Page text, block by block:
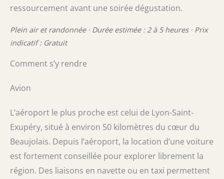
ressourcement avant une soirée dégustation.
Plein air et randonnée · Durée estimée : 2 à 5 heures · Prix
indicatif : Gratuit
Comment s’y rendre
Avion
L’aéroport le plus proche est celui de Lyon-Saint-
Exupéry, situé à environ 50 kilomètres du cœur du
Beaujolais. Depuis l’aéroport, la location d’une voiture
est fortement conseillée pour explorer librement la
région. Des liaisons en navette ou en taxi permettent